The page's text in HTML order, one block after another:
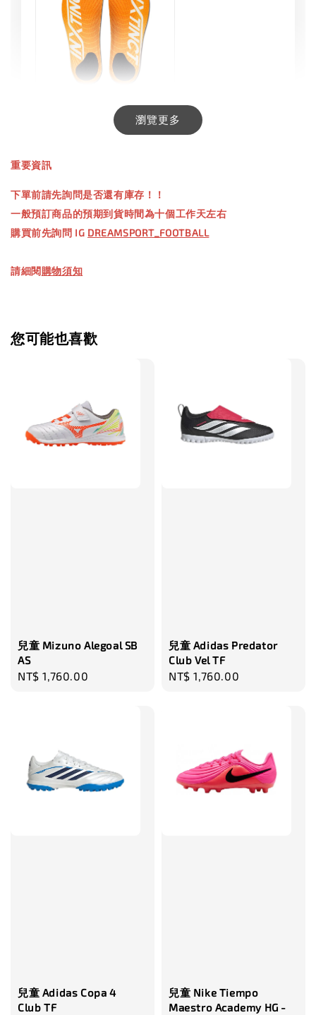
INXTINCT 生活日用鞋墊
NT$ 550.00
加入購物車
瀏覽更多
重要資訊
下單前請先詢問是否還有庫存！！
一般預訂商品的預期到貨時間為十個工作天左右
購買前先詢問 IG DREAMSPORT_FOOTBALL
請細閱購物須知
您可能也喜歡
兒童 Mizuno Alegoal SB
AS
Regular
NT$ 1,760.00
兒童 Adidas Predator
Club Vel TF
Regular
NT$ 1,760.00
兒童 Adidas Copa 4
Club TF
兒童 Nike Tiempo
Maestro Academy HG -